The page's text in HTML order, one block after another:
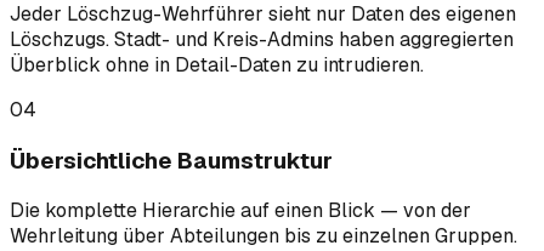
Jeder Löschzug-Wehrführer sieht nur Daten des eigenen
Löschzugs. Stadt- und Kreis-Admins haben aggregierten
Überblick ohne in Detail-Daten zu intrudieren.
04
Übersichtliche Baumstruktur
Die komplette Hierarchie auf einen Blick — von der
Wehrleitung über Abteilungen bis zu einzelnen Gruppen.